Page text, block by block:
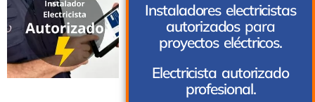
Instaladores electricistas
autorizados para
proyectos eléctricos.
Electricista autorizado
profesional.